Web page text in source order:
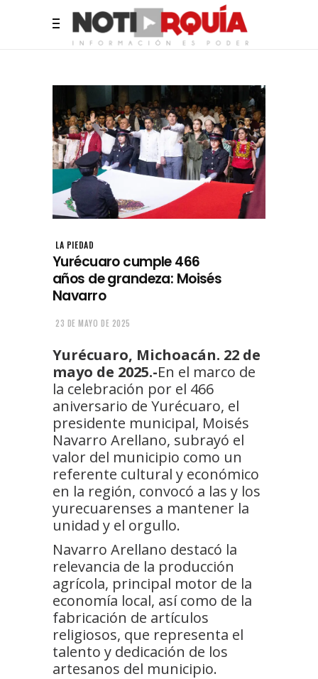
LA PIEDAD
Yurécuaro cumple 466
años de grandeza: Moisés
Navarro
23 DE MAYO DE 2025
Yurécuaro, Michoacán. 22 de
mayo de 2025.-En el marco de
la celebración por el 466
aniversario de Yurécuaro, el
presidente municipal, Moisés
Navarro Arellano, subrayó el
valor del municipio como un
referente cultural y económico
en la región, convocó a las y los
yurecuarenses a mantener la
unidad y el orgullo.
Navarro Arellano destacó la
relevancia de la producción
agrícola, principal motor de la
economía local, así como de la
fabricación de artículos
religiosos, que representa el
talento y dedicación de los
artesanos del municipio.